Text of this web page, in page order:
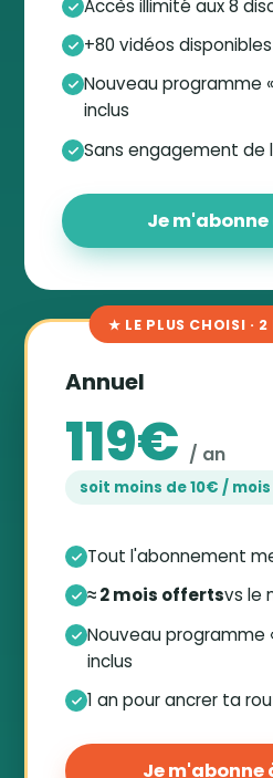
Accès illimité aux 8
+80 vidéos
Nouveau programme
inclus
Sans engagement de
Je
★ LE PLUS CHOISI · 2
Annuel
119€ / an
soit moins de 10€ / mois
Tout l'abonnement
≈ 2 mois offertsvs le
Nouveau programme
inclus
1 an pour ancrer ta
Je m'abonne